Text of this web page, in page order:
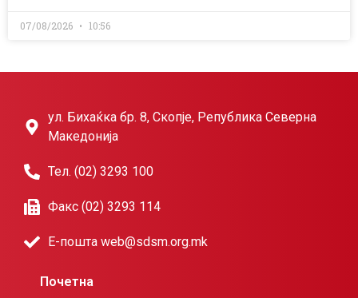
07/08/2026 10:56
ул. Бихаќка бр. 8, Скопје, Република Северна
Македонија
Тел. (02) 3293 100
Факс (02) 3293 114
Е-пошта web@sdsm.org.mk
Почетна